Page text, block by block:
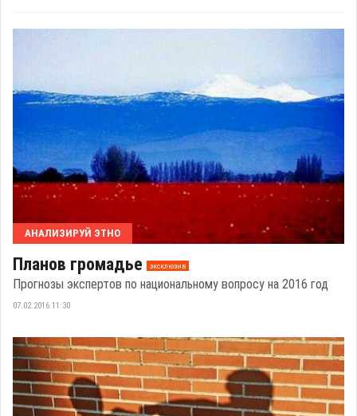
АНАЛИЗИРУЙ ЭТНО
Планов громадье эксклюзив
Прогнозы экспертов по национальному вопросу на 2016 год
07.02.2016 11:30